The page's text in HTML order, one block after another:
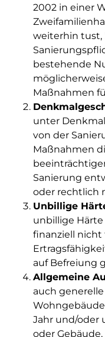
2002 in einer
weiterhin tust,
bestehende
Maßnahmen
unter
von der
Maßnahmen
Sanierung
oder rechtlich
Unbillige
unbillige
finanziell nicht
auf Befreiung
Allgemeine
auch
Jahr und/oder
oder